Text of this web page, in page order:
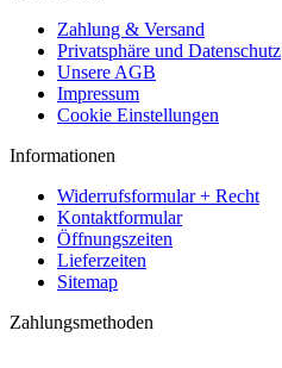
Zahlung & Versand
Privatsphäre und Datenschutz
Unsere AGB
Impressum
Cookie Einstellungen
Informationen
Widerrufsformular + Recht
Kontaktformular
Öffnungszeiten
Lieferzeiten
Sitemap
Zahlungsmethoden